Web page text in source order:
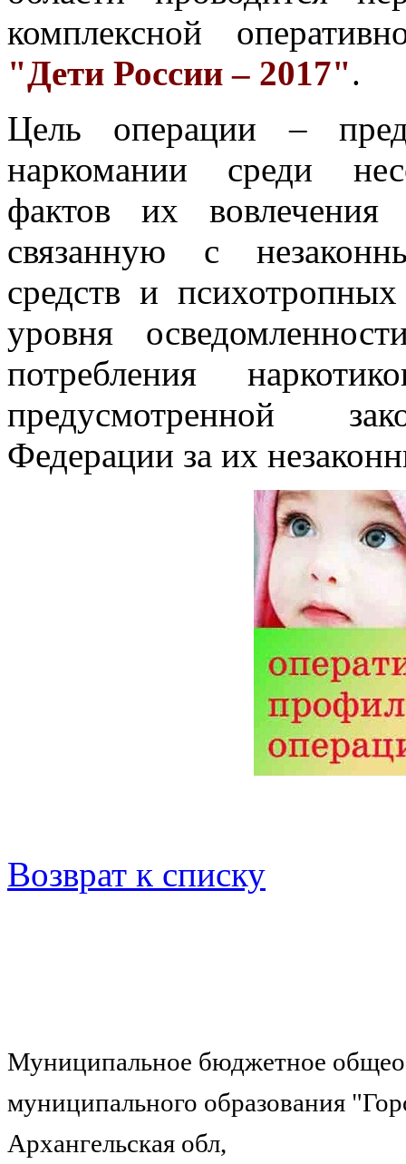
комплексной
"Дети России – 2017".
Цель операции –
наркомании среди
фактов их вовлечения
связанную с
средств и
уровня
потребления
предусмотренной
Федерации за их
Возврат к списку
Муниципальное бюджетное
муниципального образования
Архангельская обл,